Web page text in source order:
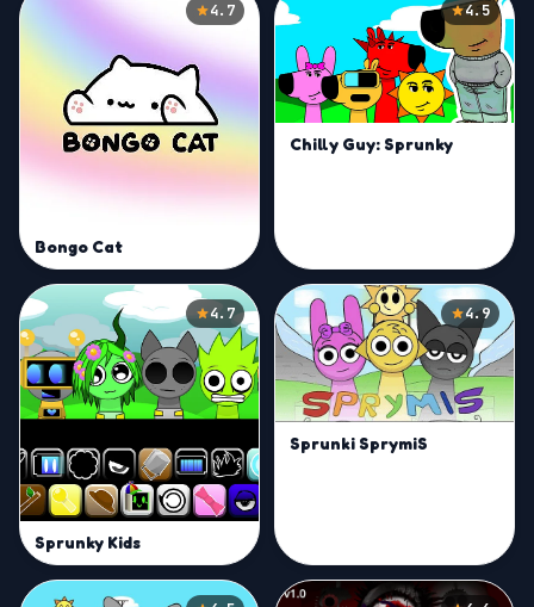
4.7
Bongo Cat
4.5
Chilly Guy: Sprunky
4.7
Sprunky Kids
4.9
Sprunki SprymiS